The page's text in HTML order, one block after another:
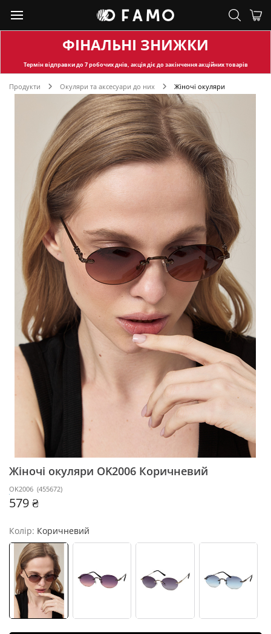
ФІНАЛЬНІ ЗНИЖКИ
Термін відправкидо 7 робочих днів, акція діє до закінчення акційних товарів
Продукти Окуляри та аксесуари до них Жіночі окуляри
Жіночі окуляри OK2006 Коричневий
OK2006 (455672)
579 ₴
Колір: Коричневий